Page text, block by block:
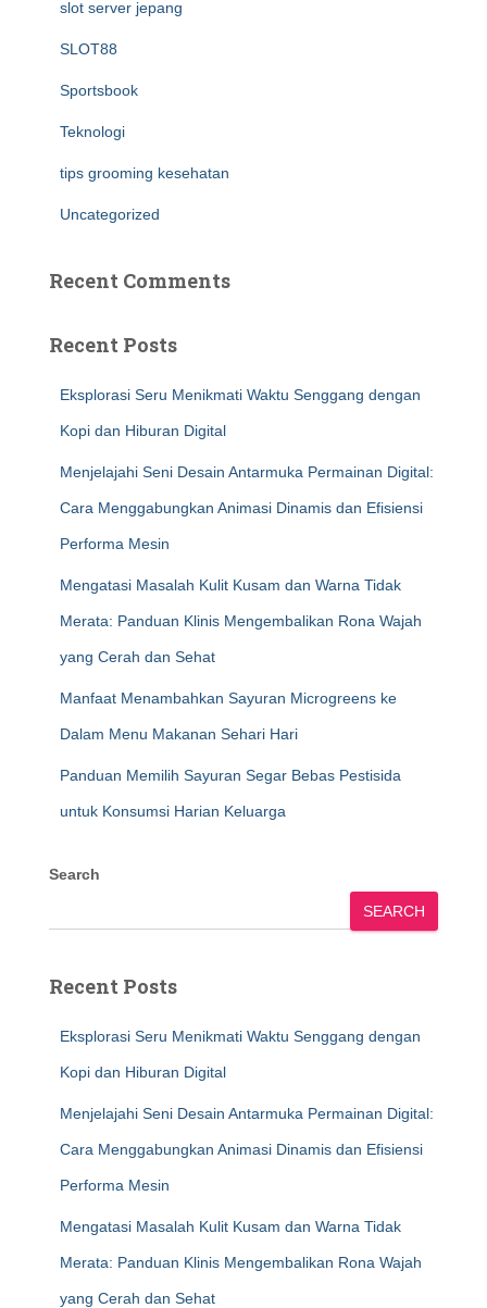
slot server jepang
SLOT88
Sportsbook
Teknologi
tips grooming kesehatan
Uncategorized
Recent Comments
Recent Posts
Eksplorasi Seru Menikmati Waktu Senggang dengan
Kopi dan Hiburan Digital
Menjelajahi Seni Desain Antarmuka Permainan Digital:
Cara Menggabungkan Animasi Dinamis dan Efisiensi
Performa Mesin
Mengatasi Masalah Kulit Kusam dan Warna Tidak
Merata: Panduan Klinis Mengembalikan Rona Wajah
yang Cerah dan Sehat
Manfaat Menambahkan Sayuran Microgreens ke
Dalam Menu Makanan Sehari Hari
Panduan Memilih Sayuran Segar Bebas Pestisida
untuk Konsumsi Harian Keluarga
Search
SEARCH
Recent Posts
Eksplorasi Seru Menikmati Waktu Senggang dengan
Kopi dan Hiburan Digital
Menjelajahi Seni Desain Antarmuka Permainan Digital:
Cara Menggabungkan Animasi Dinamis dan Efisiensi
Performa Mesin
Mengatasi Masalah Kulit Kusam dan Warna Tidak
Merata: Panduan Klinis Mengembalikan Rona Wajah
yang Cerah dan Sehat